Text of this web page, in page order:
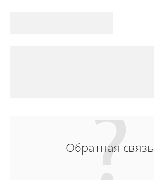
Обратная связь